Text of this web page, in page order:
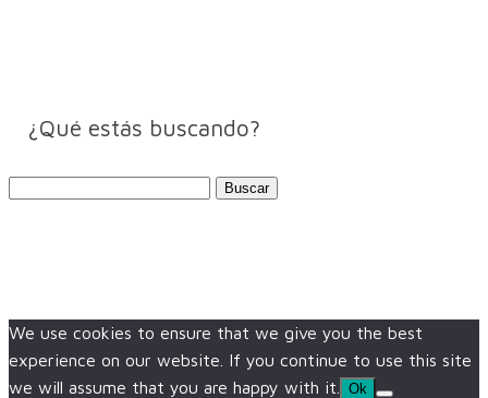
¿Qué estás buscando?
We use cookies to ensure that we give you the best
experience on our website. If you continue to use this site
we will assume that you are happy with it.
Ok